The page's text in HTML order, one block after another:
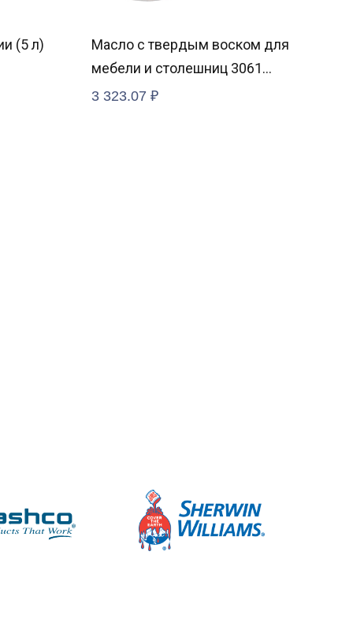
(5 л)
Масло с твердым воском для
мебели и столешниц 3061
Акация
3 323.07 ₽